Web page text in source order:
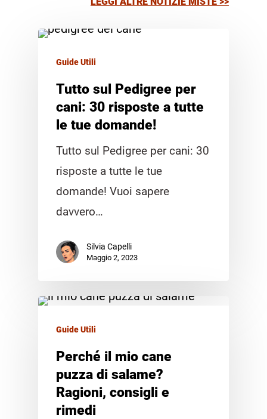
Guide Utili
Tutto sul Pedigree per
cani: 30 risposte a tutte
le tue domande!
Tutto sul Pedigree per cani: 30
risposte a tutte le tue
domande! Vuoi sapere
davvero…
Silvia Capelli
Maggio 2, 2023
Guide Utili
Perché il mio cane
puzza di salame?
Ragioni, consigli e
rimedi